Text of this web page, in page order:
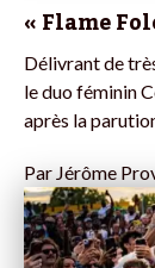
« Flame
Délivrant de
le duo féminin
après la
ParJérôme